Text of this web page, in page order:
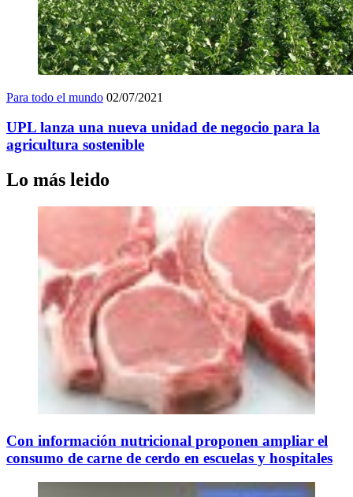
Para todo el mundo 02/07/2021
UPL lanza una nueva unidad de negocio para la
agricultura sostenible
Lo más leido
Con información nutricional proponen ampliar el
consumo de carne de cerdo en escuelas y hospitales